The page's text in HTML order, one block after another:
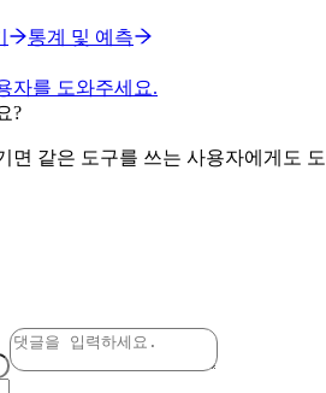
통계 및 예측
자를 도와주세요.
?
면 같은 도구를 쓰는 사용자에게도 도